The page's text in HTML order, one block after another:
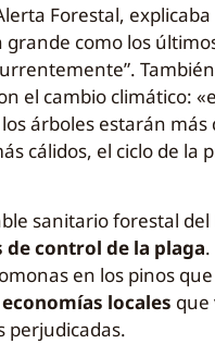
Forestal,
como los
el cambio climático:
árboles estarán
cálidos, el ciclo de
sanitario forestal
de control de la plaga
en los pinos
economías locales que
perjudicadas.